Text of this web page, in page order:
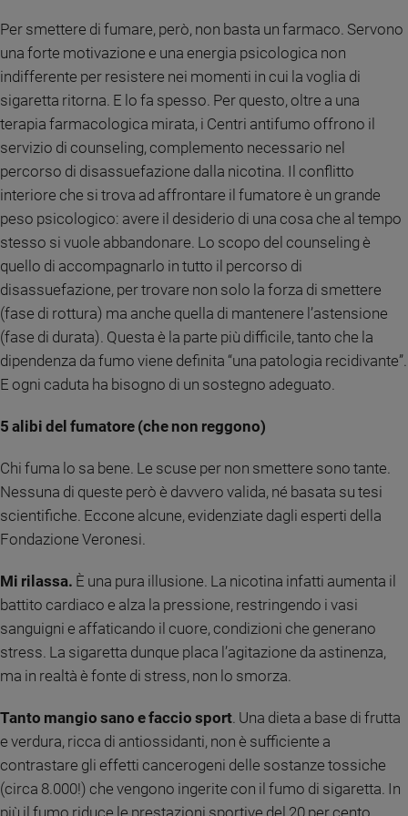
Per smettere di fumare, però, non basta un farmaco. Servono
una forte motivazione e una energia psicologica non
indifferente per resistere nei momenti in cui la voglia di
sigaretta ritorna. E lo fa spesso. Per questo, oltre a una
terapia farmacologica mirata, i Centri antifumo offrono il
servizio di counseling, complemento necessario nel
percorso di disassuefazione dalla nicotina. Il conflitto
interiore che si trova ad affrontare il fumatore è un grande
peso psicologico: avere il desiderio di una cosa che al tempo
stesso si vuole abbandonare. Lo scopo del counseling è
quello di accompagnarlo in tutto il percorso di
disassuefazione, per trovare non solo la forza di smettere
(fase di rottura) ma anche quella di mantenere l’astensione
(fase di durata). Questa è la parte più difficile, tanto che la
dipendenza da fumo viene definita “una patologia recidivante”.
E ogni caduta ha bisogno di un sostegno adeguato.
5 alibi del fumatore (che non reggono)
Chi fuma lo sa bene. Le scuse per non smettere sono tante.
Nessuna di queste però è davvero valida, né basata su tesi
scientifiche. Eccone alcune, evidenziate dagli esperti della
Fondazione Veronesi.
Mi rilassa. È una pura illusione. La nicotina infatti aumenta il
battito cardiaco e alza la pressione, restringendo i vasi
sanguigni e affaticando il cuore, condizioni che generano
stress. La sigaretta dunque placa l’agitazione da astinenza,
ma in realtà è fonte di stress, non lo smorza.
Tanto mangio sano e faccio sport . Una dieta a base di frutta
e verdura, ricca di antiossidanti, non è sufficiente a
contrastare gli effetti cancerogeni delle sostanze tossiche
(circa 8.000!) che vengono ingerite con il fumo di sigaretta. In
più il fumo riduce le prestazioni sportive del 20 per cento.